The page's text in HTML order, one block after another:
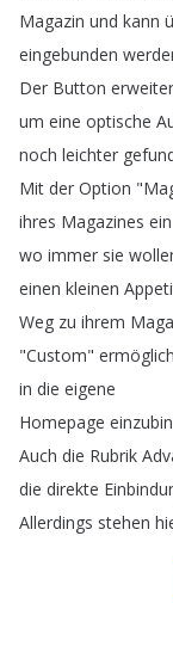
Magazin und kann
eingebunden
Der Button
um eine optische
noch leichter
Mit der Option "
ihres Magazines ein
wo immer sie
einen kleinen
Weg zu ihrem
"Custom"
in die eigene
Homepage
Auch die Rubrik
die direkte
Allerdings stehen